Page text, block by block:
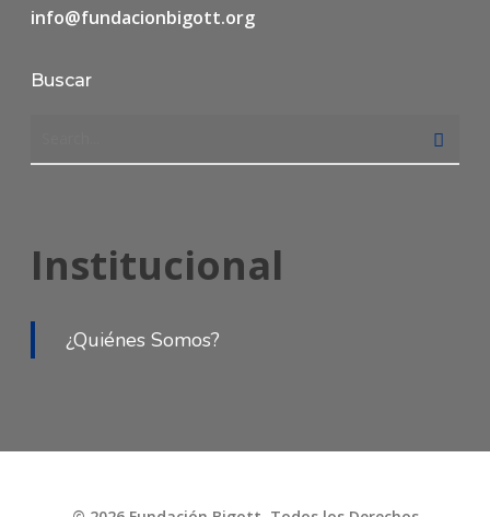
info@fundacionbigott.org
Buscar
Institucional
¿Quiénes Somos?